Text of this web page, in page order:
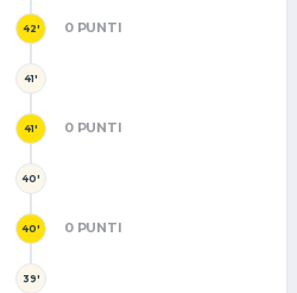
42' 0 PUNTI
41'
41' 0 PUNTI
40'
40' 0 PUNTI
39'